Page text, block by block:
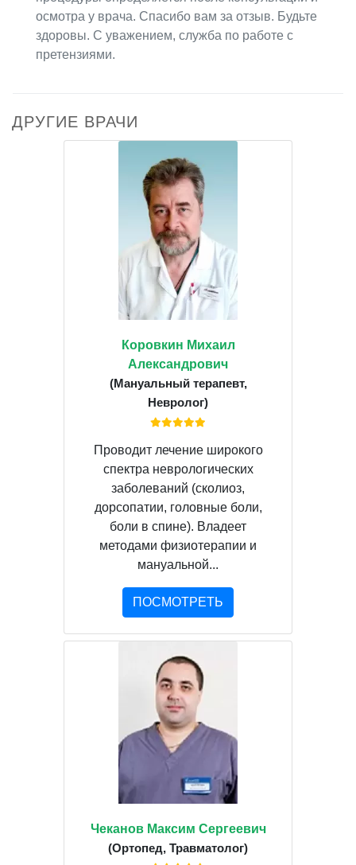
осмотра у врача. Спасибо вам за отзыв. Будьте
здоровы. С уважением, служба по работе с
претензиями.
ДРУГИЕ ВРАЧИ
Коровкин Михаил
Александрович
(Мануальный терапевт,
Невролог)
Проводит лечение широкого
спектра неврологических
заболеваний (сколиоз,
дорсопатии, головные боли,
боли в спине). Владеет
методами физиотерапии и
мануальной...
ПОСМОТРЕТЬ
Чеканов Максим Сергеевич
(Ортопед, Травматолог)